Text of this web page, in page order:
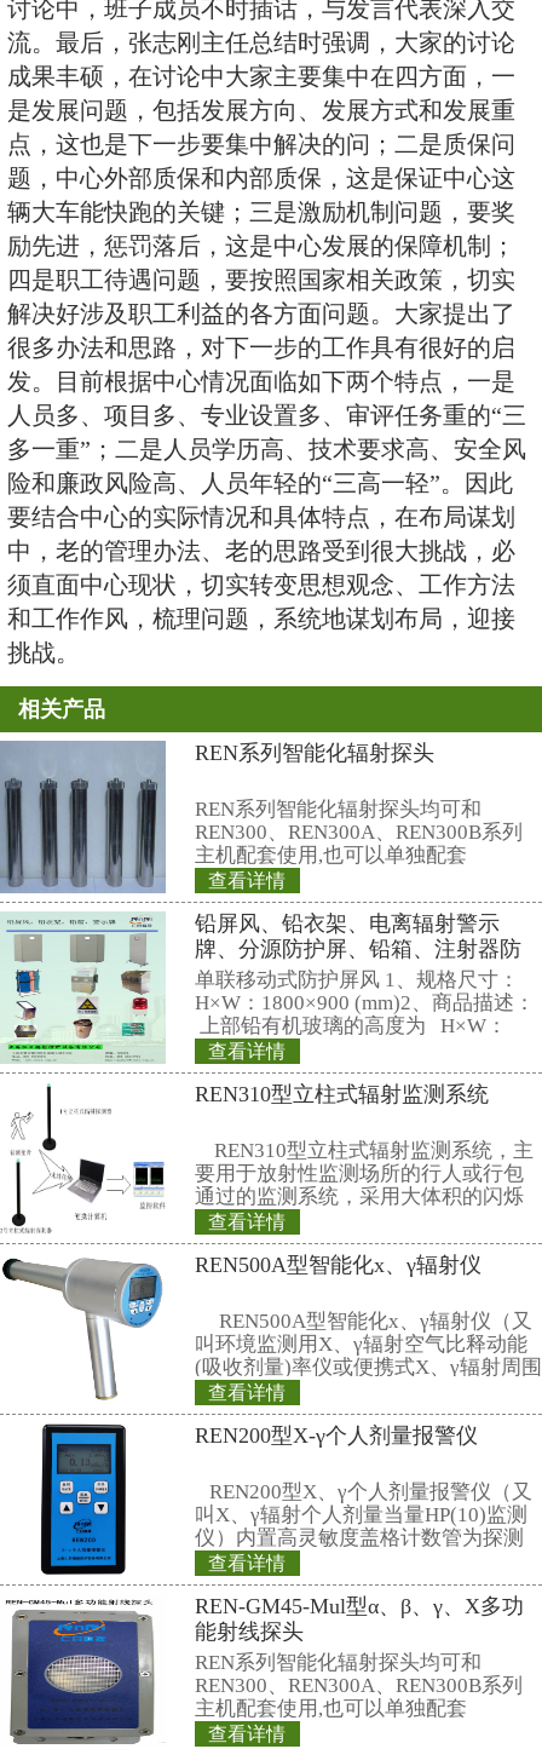
射安全监管体系与监管能力现代化
深入的讨论。大家从日常工作出发
出发，找问题，提建议。既讨论了
如何优化等业务工作的问题，也讨
地落实“两学一做”学习教育。会上
言，对核安全监管事业发展、中心
言献策，对现阶段遇到的问题深入
相应建议和解决思路。通过讨论，
到，合格的党员不仅要注重政治素
养，更要有较高的业务水平。要以
和使命感投身工作，切实发挥党员
用，努力提高自己的政治素养和业
各项工作落到实处。
讨论中，班子成员不时插话，与发
流。最后，张志刚主任总结时强调
成果丰硕，在讨论中大家主要集
是发展问题，包括发展方向、发展
点，这也是下一步要集中解决的问
题，中心外部质保和内部质保，这
辆大车能快跑的关键；三是激励
励先进，惩罚落后，这是中心发展
四是职工待遇问题，要按照国家相
解决好涉及职工利益的各方面问
很多办法和思路，对下一步的工作
发。目前根据中心情况面临如下两
人员多、项目多、专业设置多、审
多一重”；二是人员学历高、技术
险和廉政风险高、人员年轻的“三
要结合中心的实际情况和具体特
中，老的管理办法、老的思路受
须直面中心现状，切实转变思想
和工作作风，梳理问题，系统地
挑战。
相关产品
REN系列智能化辐